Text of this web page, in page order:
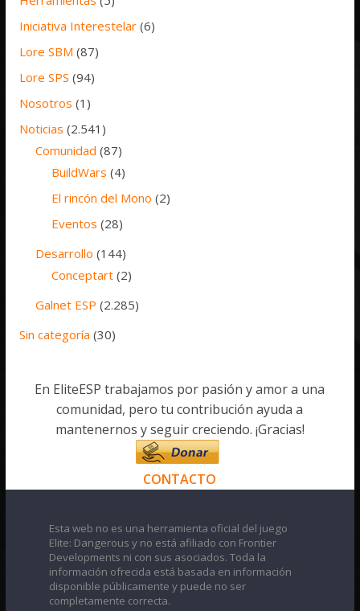
Iniciativa Interestelar (6)
Lore SBM (87)
Lore SPS (94)
Nosotros (1)
Noticias (2.541)
Comunidad (87)
BuildWars (4)
El rincón del Mono (2)
Eventos (28)
Desarrollo (144)
Conceptart (2)
Galnet ESP (2.285)
Sin categoría (30)
En EliteESP trabajamos por pasión y amor a una
comunidad, pero tu contribución ayuda a
mantenernos y seguir creciendo. ¡Gracias!
CONTACTO
Esta web no es una herramienta oficial del juego
Elite: Dangerous y no está afiliado con Frontier
Developments ni con sus asociados. Toda la
información ofrecida está basada en información
disponible públicamente y puede no ser
completamente correcta.